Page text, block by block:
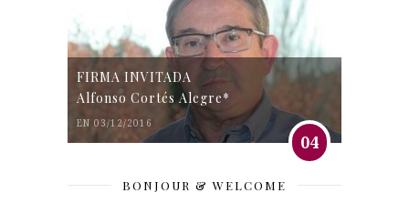
FIRMA INVITADA
Alfonso Cortés Alegre*
EN 03/12/2016
04
BONJOUR & WELCOME